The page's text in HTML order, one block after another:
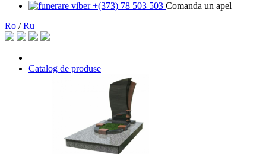
+(373) 78 503 503 Comanda un apel
Ro /Ru
Catalog de produse